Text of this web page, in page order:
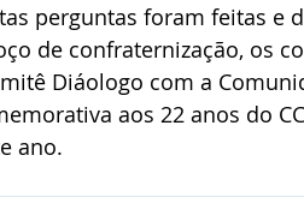
perguntas foram feitas e
de confraternização, os
Diáologo com a
aos 22 anos do
ano.